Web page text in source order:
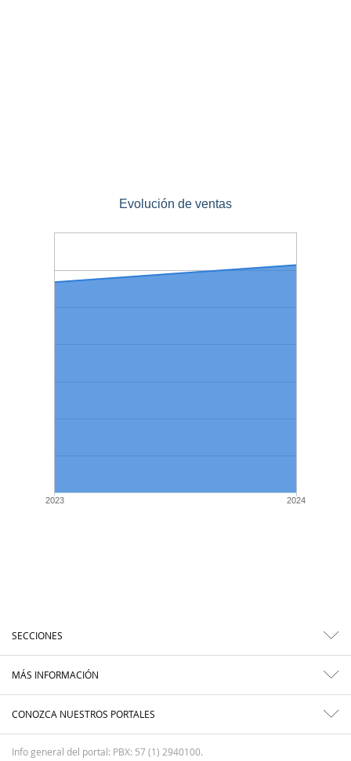
Evolución de ventas
2023 2024
SECCIONES
MÁS INFORMACIÓN
CONOZCA NUESTROS PORTALES
Info general del portal: PBX: 57 (1) 2940100.